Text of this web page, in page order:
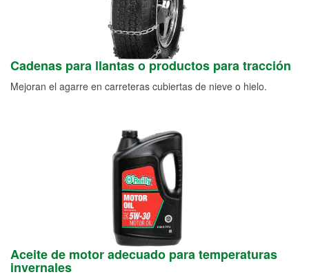
Cadenas para llantas o productos para tracción
Mejoran el agarre en carreteras cubiertas de nieve o hielo.
Aceite de motor adecuado para temperaturas
invernales